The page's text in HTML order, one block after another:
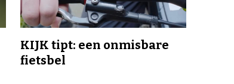
KIJK tipt: een onmisbare
fietsbel